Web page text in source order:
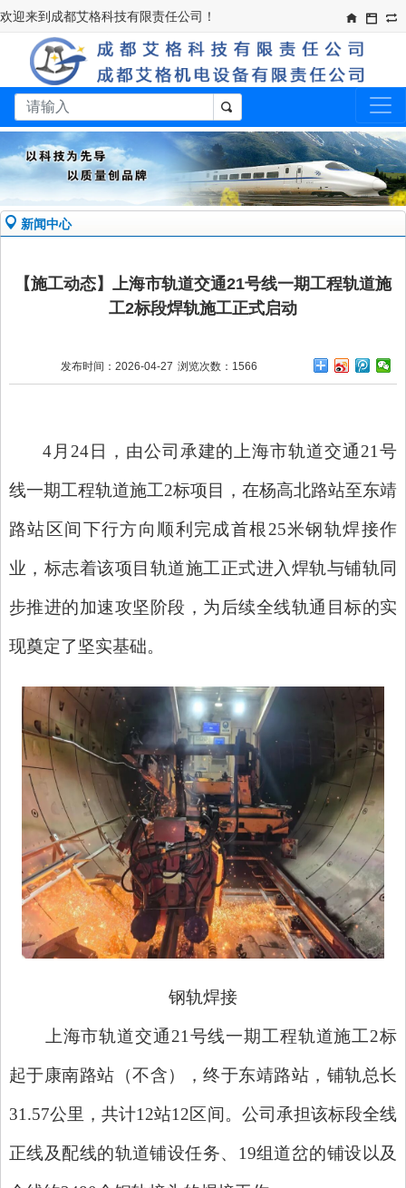
欢迎来到成都艾格科技有限责任公司！​
新闻中心
【施工动态】上海市轨道交通21号线一期工程轨道施
工2标段焊轨施工正式启动
发布时间：2026-04-27 浏览次数：1566
4月24日，由公司承建的上海市轨道交通21号
线一期工程轨道施工2标项目，在杨高北路站至东靖
路站区间下行方向顺利完成首根25米钢轨焊接作
业，标志着该项目轨道施工正式进入焊轨与铺轨同
步推进的加速攻坚阶段，为后续全线轨通目标的实
现奠定了坚实基础。
钢轨焊接
上海市轨道交通21号线一期工程轨道施工2标
起于康南路站（不含），终于东靖路站，铺轨总长
31.57公里，共计12站12区间。公司承担该标段全线
正线及配线的轨道铺设任务、19组道岔的铺设以及